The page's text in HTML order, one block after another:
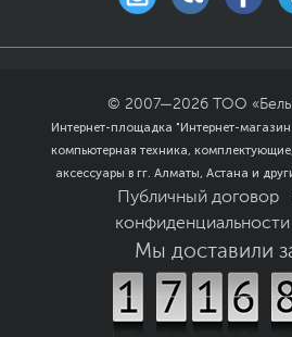
© 2007—2026
ТОО
Интернет-площадка "Интернет-
компьютерная техника,
аксессуары в гг. Алматы, Астана и
Публичный договор
конфиденциальности
Мы доставили